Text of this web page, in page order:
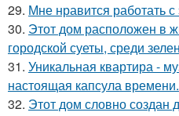
29. Мне нравится работать с
30. Этот дом расположен в
городской суеты, среди
31. Уникальная квартира -
настоящая капсула времени.
32. Этот дом словно создан